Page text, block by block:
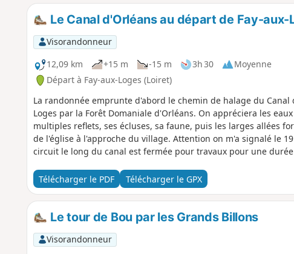
Le Canal d'Orléans au départ de Fay-aux-
Visorandonneur
12,09 km
+15 m -15 m 3h 30
Moyenne
Départ à Fay-aux-Loges (Loiret)
La randonnée emprunte d'abord le chemin de halage du Canal
Loges par la Forêt Domaniale d'Orléans. On appréciera les
multiples reflets, ses écluses, sa faune, puis les larges allées
de l'église à l'approche du village. Attention on m'a signalé le
circuit le long du canal est fermée pour travaux pour une
Télécharger le PDF
Télécharger le GPX
Le tour de Bou par les Grands Billons
Visorandonneur